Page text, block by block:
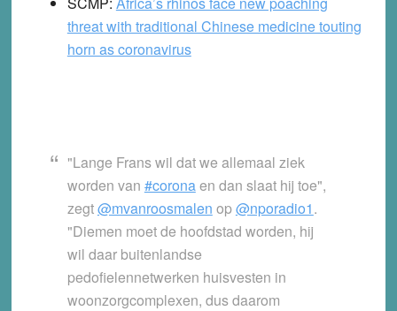
threat with traditional Chinese medicine touting
horn as coronavirus
"Lange Frans wil dat we allemaal ziek
worden van #coronaen dan slaat hij toe",
zegt@mvanroosmalen op@nporadio1.
"Diemen moet de hoofdstad worden, hij
wil daar buitenlandse
pedofielennetwerken huisvesten in
woonzorgcomplexen, dus daarom